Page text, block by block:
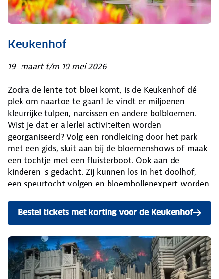
Keukenhof
19 maart t/m 10 mei 2026
Zodra de lente tot bloei komt, is de Keukenhof dé
plek om naartoe te gaan! Je vindt er miljoenen
kleurrijke tulpen, narcissen en andere bolbloemen.
Wist je dat er allerlei activiteiten worden
georganiseerd? Volg een rondleiding door het park
met een gids, sluit aan bij de bloemenshows of maak
een tochtje met een fluisterboot. Ook aan de
kinderen is gedacht. Zij kunnen los in het doolhof,
een speurtocht volgen en bloembollenexpert worden.
Bestel tickets met korting voor de Keukenhof